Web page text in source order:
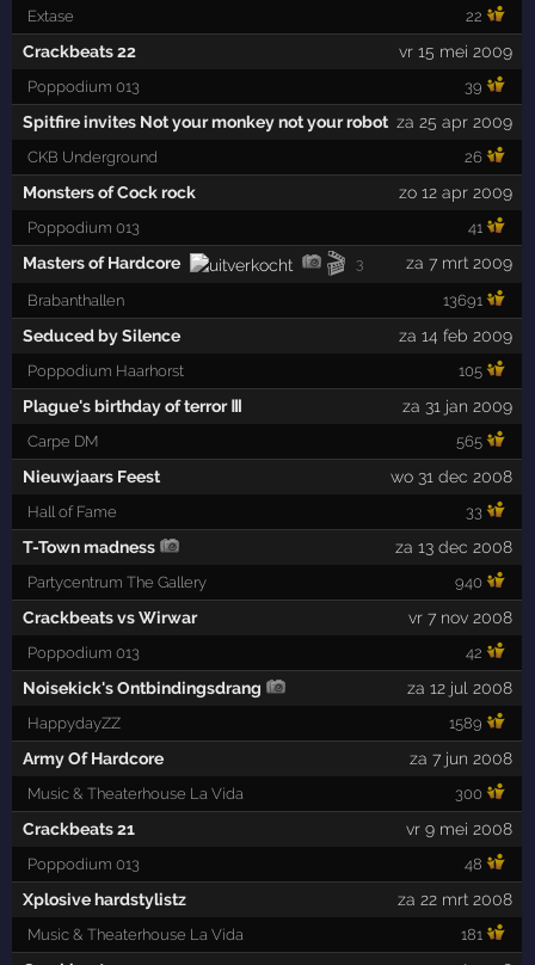
Extase 22
Crackbeats 22 vr 15 mei 2009
Poppodium 013 39
Spitfire invites Not your monkey not your robot za 25 apr 2009
CKB Underground 26
Monsters of Cock rock zo 12 apr 2009
Poppodium 013 41
Masters of Hardcore 🎬 3 za 7 mrt 2009
Brabanthallen 13691
Seduced by Silence za 14 feb 2009
Poppodium Haarhorst 105
Plague's birthday of terror Ⅲ za 31 jan 2009
Carpe DM 565
Nieuwjaars Feest wo 31 dec 2008
Hall of Fame 33
T-Town madness za 13 dec 2008
Partycentrum The Gallery 940
Crackbeats vs Wirwar vr 7 nov 2008
Poppodium 013 42
Noisekick's Ontbindingsdrang za 12 jul 2008
HappydayZZ 1589
Army Of Hardcore za 7 jun 2008
Music & Theaterhouse La Vida 300
Crackbeats 21 vr 9 mei 2008
Poppodium 013 48
Xplosive hardstylistz za 22 mrt 2008
Music & Theaterhouse La Vida 181